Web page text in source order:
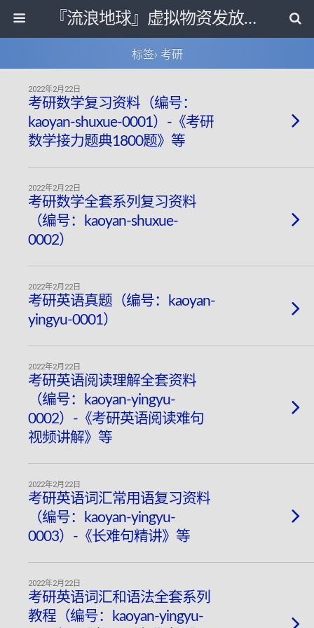
『流浪地球』虚拟物资发放中心
标签› 考研
2022年2月22日
考研数学复习资料（编号：
kaoyan-shuxue-0001）-《考研
数学接力题典1800题》等
2022年2月22日
考研数学全套系列复习资料
（编号：kaoyan-shuxue-
0002）
2022年2月22日
考研英语真题（编号：kaoyan-
yingyu-0001）
2022年2月22日
考研英语阅读理解全套资料
（编号：kaoyan-yingyu-
0002）-《考研英语阅读难句
视频讲解》等
2022年2月22日
考研英语词汇常用语复习资料
（编号：kaoyan-yingyu-
0003）-《长难句精讲》等
2022年2月22日
考研英语词汇和语法全套系列
教程（编号：kaoyan-yingyu-